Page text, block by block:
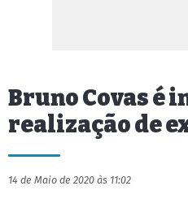
Bruno Covas é
realização de
14 de Maio de 2020 às 11:02